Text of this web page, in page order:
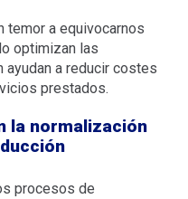
temor a equivocarnos
optimizan las
ayudan a reducir costes
prestados.
la normalización
procesos de